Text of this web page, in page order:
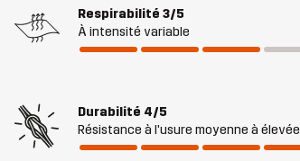
Respirabilité 3/5
À intensité variable
Durabilité 4/5
Résistance à l'usure moyenne à élevée